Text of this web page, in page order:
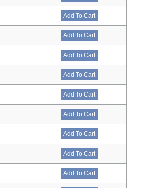
Add To Cart
Add To Cart
Add To Cart
Add To Cart
Add To Cart
Add To Cart
Add To Cart
Add To Cart
Add To Cart